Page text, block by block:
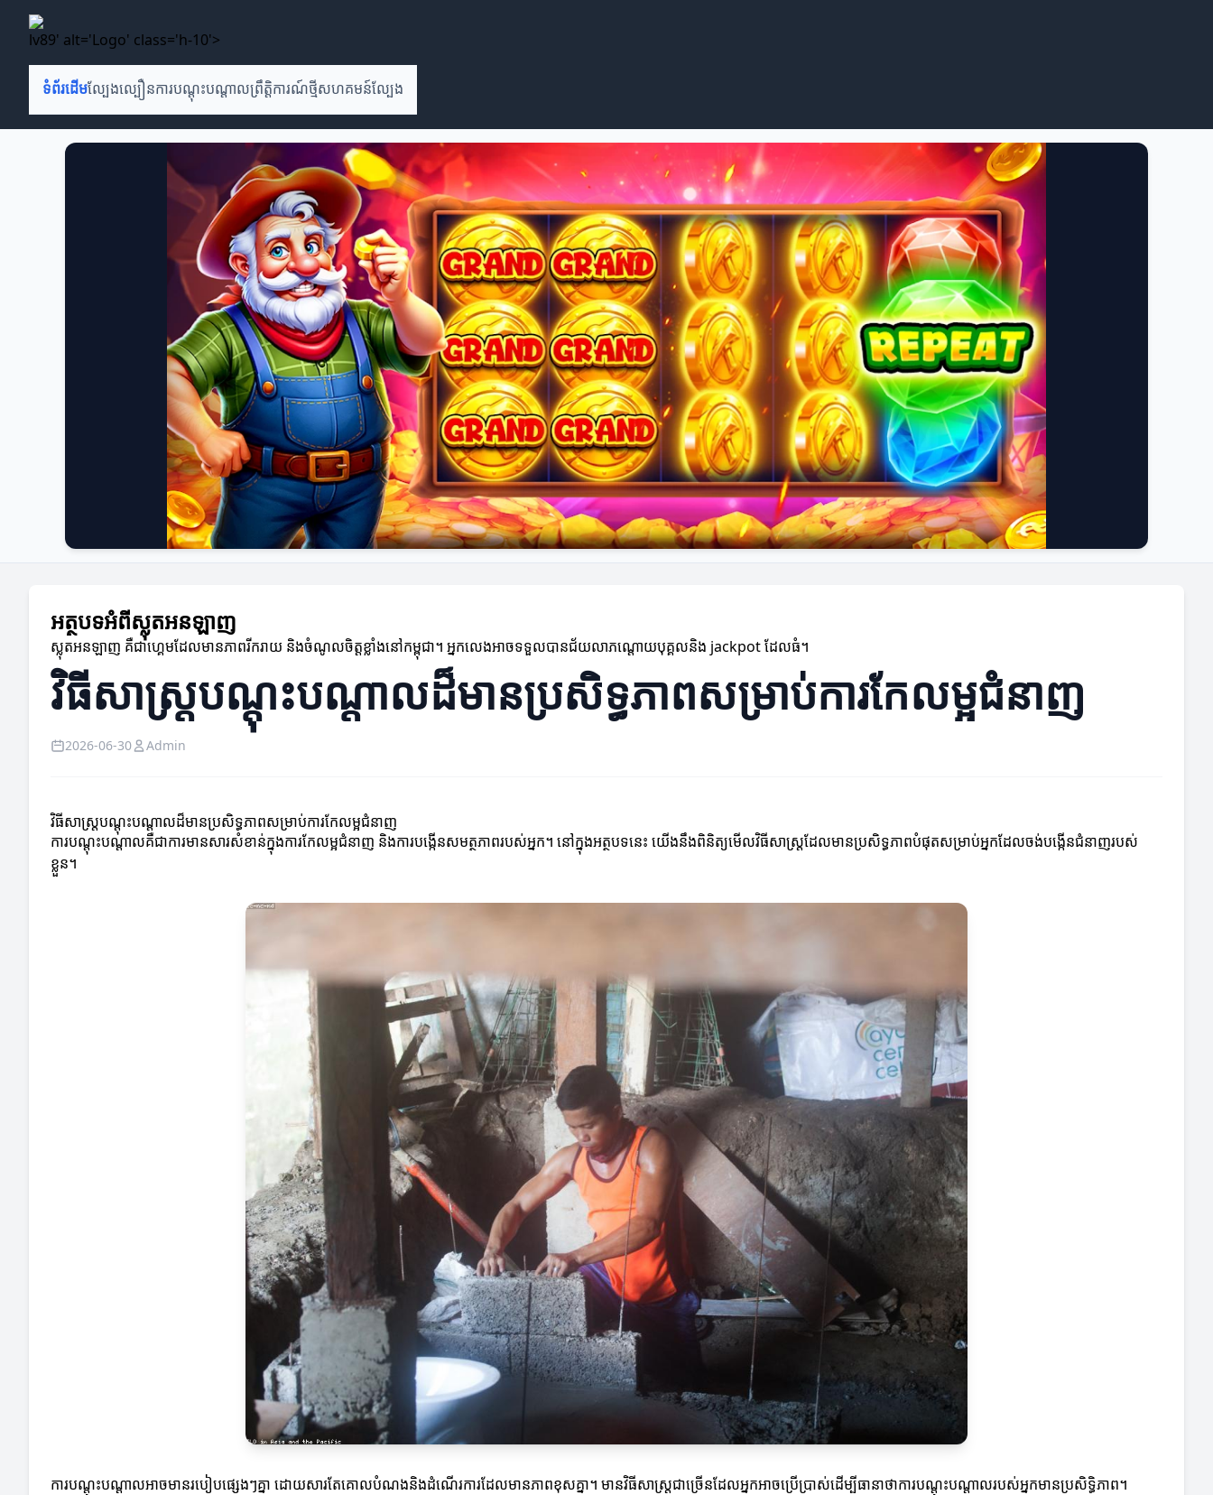
lv89' alt='Logo' class='h-10'>
ទំព័រដើមល្បែងល្បឿនការបណ្តុះបណ្តាលព្រឹត្តិការណ៍ថ្មីសហគមន៍ល្បែង
អត្ថបទអំពីស្លុតអនឡាញ
ស្លុតអនឡាញ គឺជាហ្គេមដែលមានភាពរីករាយ និងចំណូលចិត្តខ្លាំងនៅកម្ពុជា។ អ្នកលេងអាចទទួលបានជ័យលាភណ្តោយបុគ្គលនិង jackpot ដែលធំ។
វិធីសាស្ត្របណ្តុះបណ្តាលដ៏មានប្រសិទ្ធភាពសម្រាប់ការកែលម្អជំនាញ
2026-06-30 Admin
វិធីសាស្ត្របណ្តុះបណ្តាលដ៏មានប្រសិទ្ធភាពសម្រាប់ការកែលម្អជំនាញ
ការបណ្តុះបណ្តាលគឺជាការមានសារសំខាន់ក្នុងការកែលម្អជំនាញ និងការបង្កើនសមត្ថភាពរបស់អ្នក។ នៅក្នុងអត្ថបទនេះ យើងនឹងពិនិត្យមើលវិធីសាស្ត្រដែលមានប្រសិទ្ធភាពបំផុតសម្រាប់អ្នកដែលចង់បង្កើនជំនាញរបស់
ខ្លួន។
ការបណ្ដុះបណ្ដាលអាចមានរបៀបផ្សេងៗគ្នា ដោយសារតែគោលបំណងនិងដំណើរការដែលមានភាពខុសគ្នា។ មានវិធីសាស្ត្រ​ជាច្រើនដែលអ្នកអាចប្រើប្រាស់ដើម្បីធានាថាការបណ្តុះបណ្តាលរបស់អ្នកមានប្រសិទ្ធិភាព។